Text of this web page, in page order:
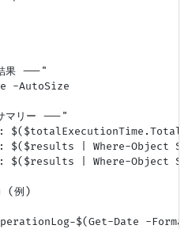
果 ---"
-AutoSize
マリー ---"
:
: $($results | Where-Object
: $($results | Where-Object
(例)
$(Get-Date -Format